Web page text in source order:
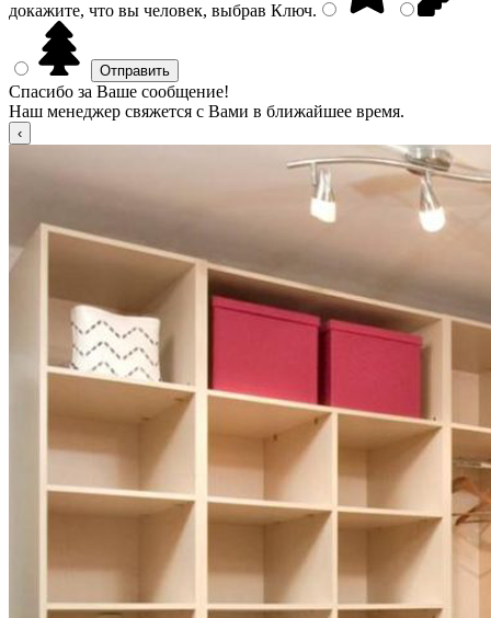
докажите, что вы человек, выбрав Ключ.
Спасибо за Ваше сообщение!
Наш менеджер свяжется с Вами в ближайшее время.